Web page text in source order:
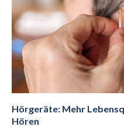
Hörgeräte: Mehr
Hören